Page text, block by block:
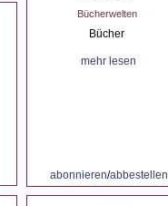
Bücherwelten
Bücher
mehr lesen
abonnieren/abbestellen